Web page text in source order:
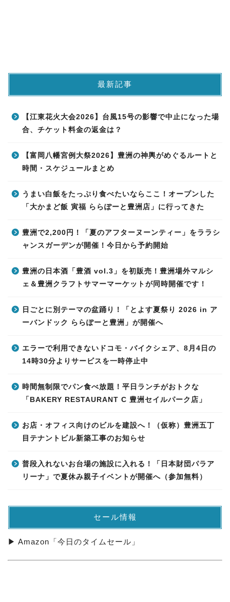
最新記事
【江東花火大会2026】台風15号の影響で中止になった場
合、チケット料金の返金は？
【富岡八幡宮例大祭2026】豊洲の神輿がめぐるルートと
時間・スケジュールまとめ
うまい白飯をたっぷり食べたいならここ！オープンした
「大かまど飯 寅福 ららぽーと豊洲店」に行ってきた
豊洲で2,200円！「夏のアフターヌーンティー」をララシ
ャンスガーデンが開催！今日から予約開始
豊洲の日本酒「豊酒 vol.3」を初販売！豊洲場外マルシ
ェ＆豊洲クラフトサマーマーケットが同時開催です！
日ごとに別テーマの盆踊り！「とよす夏祭り 2026 in ア
ーバンドック ららぽーと豊洲」が開催へ
エラーで利用できないドコモ・バイクシェア、8月4日の
14時30分よりサービスを一時停止中
時間無制限でパン食べ放題！平日ランチがおトクな
「BAKERY RESTAURANT C 豊洲セイルパーク店」
お店・オフィス向けのビルを建設へ！（仮称）豊洲五丁
目テナントビル新築工事のお知らせ
普段入れないお台場の施設に入れる！「日本財団パラア
リーナ」で夏休み親子イベントが開催へ（参加無料）
セール情報
▶ Amazon「今日のタイムセール」